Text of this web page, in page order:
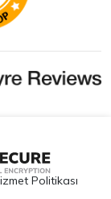
Politikası